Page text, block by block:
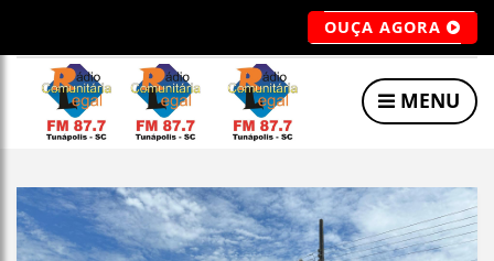
OUÇA AGORA
MENU